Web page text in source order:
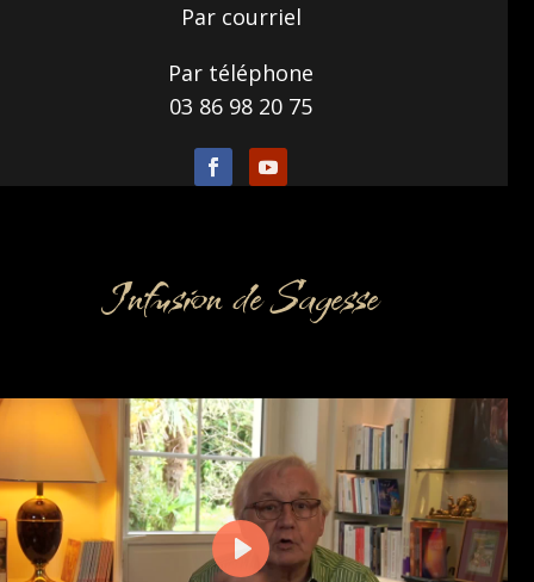
Par courriel
Par téléphone
03 86 98 20 75
Infusion de Sagesse